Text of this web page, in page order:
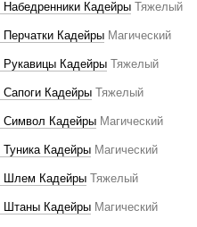
Кадейры Тяжелый
Кадейры Магический
Рукавицы Кадейры Тяжелый
Сапоги Кадейры Тяжелый
Символ Кадейры Магический
Кадейры Магический
Шлем Кадейры Тяжелый
Штаны Кадейры Магический